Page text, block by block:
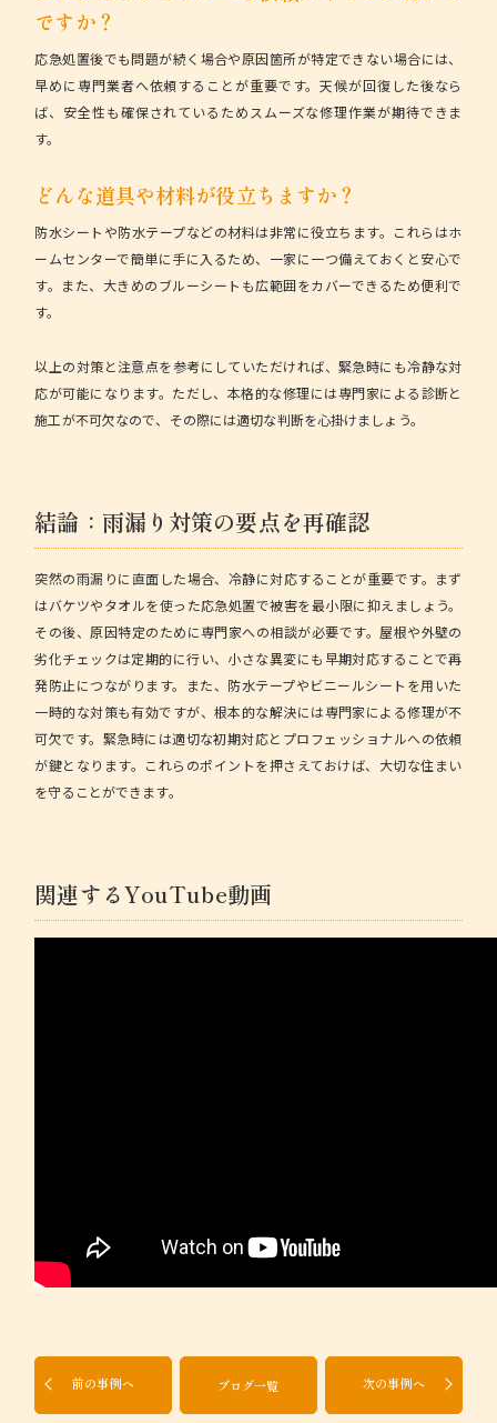
ですか？
応急処置後でも問題が続く場合や原因箇所が特定できない場合には、
早めに専門業者へ依頼することが重要です。天候が回復した後なら
ば、安全性も確保されているためスムーズな修理作業が期待できま
す。
どんな道具や材料が役立ちますか？
防水シートや防水テープなどの材料は非常に役立ちます。これらはホ
ームセンターで簡単に手に入るため、一家に一つ備えておくと安心で
す。また、大きめのブルーシートも広範囲をカバーできるため便利で
す。
以上の対策と注意点を参考にしていただければ、緊急時にも冷静な対
応が可能になります。ただし、本格的な修理には専門家による診断と
施工が不可欠なので、その際には適切な判断を心掛けましょう。
結論：雨漏り対策の要点を再確認
突然の雨漏りに直面した場合、冷静に対応することが重要です。まず
はバケツやタオルを使った応急処置で被害を最小限に抑えましょう。
その後、原因特定のために専門家への相談が必要です。屋根や外壁の
劣化チェックは定期的に行い、小さな異変にも早期対応することで再
発防止につながります。また、防水テープやビニールシートを用いた
一時的な対策も有効ですが、根本的な解決には専門家による修理が不
可欠です。緊急時には適切な初期対応とプロフェッショナルへの依頼
が鍵となります。これらのポイントを押さえておけば、大切な住まい
を守ることができます。
関連するYouTube動画
前の事例へ ブログ一覧 次の事例へ